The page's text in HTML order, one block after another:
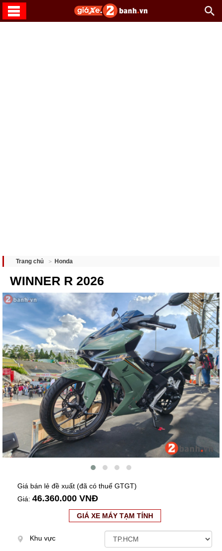
Trang chủ Honda
WINNER R 2026
Giá bán lẻ đề xuất (đã có thuế GTGT)
Giá: 46.360.000 VNĐ
GIÁ XE MÁY TẠM TÍNH
Khu vực